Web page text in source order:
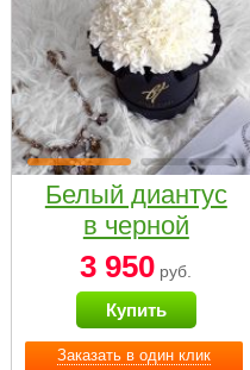
Заказать в один клик
Белый диантус
в черной
коробке Small
3 950 руб.
Купить